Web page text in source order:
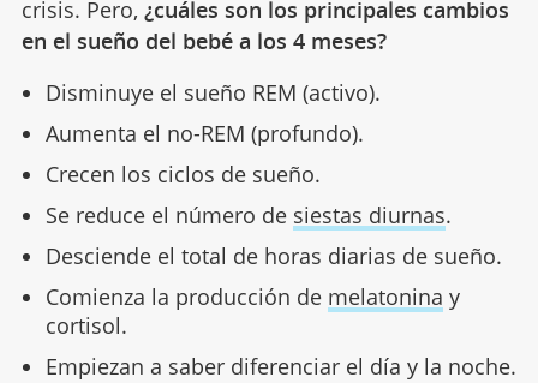
crisis. Pero, ¿cuáles son los principales cambios
en el sueño del bebé a los 4 meses?
Disminuye el sueño REM (activo).
Aumenta el no-REM (profundo).
Crecen los ciclos de sueño.
Se reduce el número de siestas diurnas.
Desciende el total de horas diarias de sueño.
Comienza la producción de melatonina y
cortisol.
Empiezan a saber diferenciar el día y la noche.